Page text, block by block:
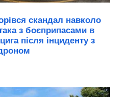
скандал навколо
з боєприпасами в
після інциденту з